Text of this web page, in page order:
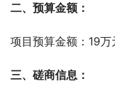
二、预算金额：
项目预算金额：19万
三、磋商信息：